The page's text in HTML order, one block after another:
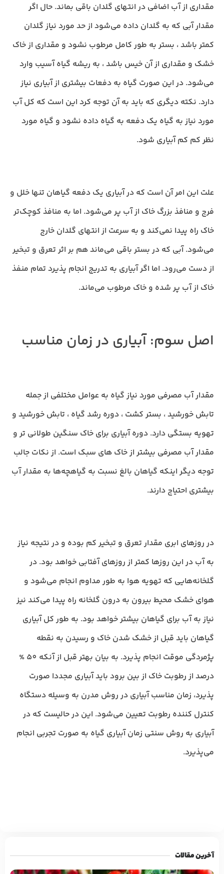
مقداری از آب اضافی در انتهای گلدان باقی بماند. حال اگر
مقدار آبی که به گلدان داده می‌شود از حد مورد نیاز گلدان
کمتر باشد ، بستر به طور کامل مرطوب نشود و مقداری از خاک
خشک و مقداری از آن خیس باشد ، به ریشه گیاه آسیب وارد
می‌شود. در این صورت گیاه به دفعات بیشتری از آبیاری نیاز
دارد. نکته دیگری که باید به آن توجه کرد این است که کل آب
مورد نیاز به گیاه یک دفعه به گیاه داده نشود و گیاه مورد
نظر کم کم آبیاری شود.
علت این امر آن است که در آبیاری یک دفعه گیاهان تنها خلل و
فرج و منافذ بزرگ خاک از آب پر می‌شود. اما به منافذ کوچک‌تر
خاک راه پیدا نمی‌کند و به سرعت از انتهای گلدان خارج
می‌شود. آبی که در بستر باقی می‌ماند هم بر اثر تعرق و تبخیر
از دست می‌رود. اما اگر آبیاری به تدریج انجام پذیرد تمام منفذ
خاک از آب پر شده و خاک مرطوب می‌ماند.
اصل سوم: آبیاری در زمان مناسب
مقدار آب مصرفی مورد نیاز گیاه به عوامل مختلفی از جمله
تابش خورشید ، بستر کشت ، دوره رشد گیاه ، تابش خورشید و
تهویه بستگی دارد. دوره آبیاری برای خاک سنگین طولانی تر و
مقدار آب مصرفی بیشتر از خاک های سبک است. از نکات جالب
توجه دیگر اینکه گیاهان بالغ نسبت به گیاهچه‌ها به مقدار آب
بیشتری احتیاج دارند.
در روزهای ابری مقدار تعرق و تبخیر کم بوده و در نتیجه نیاز
به آب در این روزها کمتر از روزهای آفتابی خواهد بود. در
گلخانه‌هایی که تهویه هوا به طور مداوم انجام می‌شود و
هوای خشک محیط بیرون به درون گلخانه راه پیدا می‌کند نیز
نیاز به آب برای گیاهان بیشتر خواهد بود. به طور کل آبیاری
گیاهان باید قبل از خشک شدن خاک و رسیدن به نقطه
پژمردگی موقت انجام پذیرد. به بیان بهتر قبل از آنکه 50 %
درصد از رطوبت خاک از بین برود باید آبیاری مجددا صورت
پذیرد، زمان مناسب آبیاری در روش مدرن به وسیله دستگاه
کنترل کننده رطوبت تعیین می‌شود. این در حالیست که در
آبیاری به روش سنتی زمان آبیاری گیاه به صورت تجربی انجام
می‌پذیرد.
آخرین مقالات